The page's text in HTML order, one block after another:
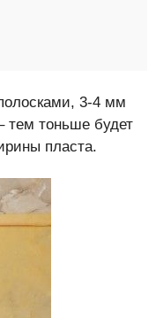
3-4 мм
тем тоньше будет
пласта.